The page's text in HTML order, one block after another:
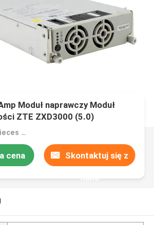
Moduł naprawczy Moduł
ZTE ZXD3000 (5.0)
Cena：$168.00/pieces >=1 pieces
cena Skontaktuj się z
nami